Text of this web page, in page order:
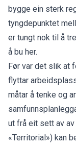
bygge ein sterk
tyngdepunktet
er tungt nok til å
å bu her.
Før var det slik at
flyttar
måtar å tenke og
ut frå eit sett av av
«Territorial») kan